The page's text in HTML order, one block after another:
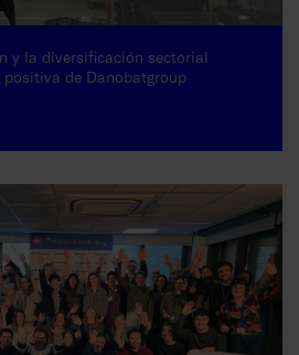
y la diversificación sectorial
de Danobatgroup